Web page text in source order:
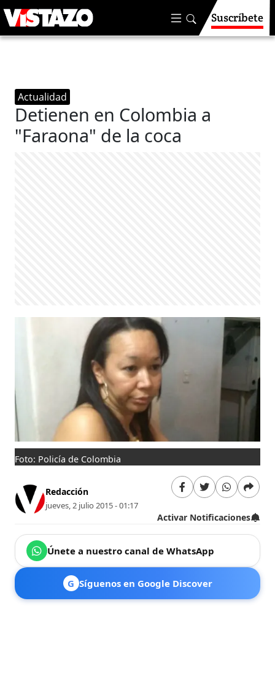
Suscríbete
Actualidad
Detienen en Colombia a
"Faraona" de la coca
Foto: Policía de Colombia
Redacción
jueves, 2 julio 2015 - 01:17
Activar Notificaciones
Únete a nuestro canal de WhatsApp
G Síguenos en Google Discover